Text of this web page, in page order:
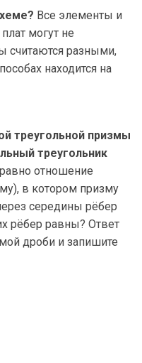
Все элементы и
могут не
считаются разными,
находится на
треугольной призмы
треугольник
отношение
в котором призму
середины рёбер
рёбер равны? Ответ
дроби и запишите